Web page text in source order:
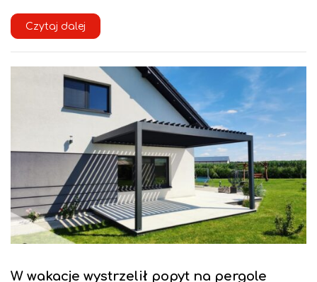
Czytaj dalej
W wakacje wystrzelił popyt na pergole